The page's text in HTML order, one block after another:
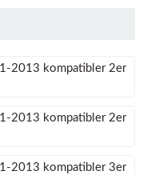
2013 kompatibler 2er
2013 kompatibler 2er
2013 kompatibler 3er